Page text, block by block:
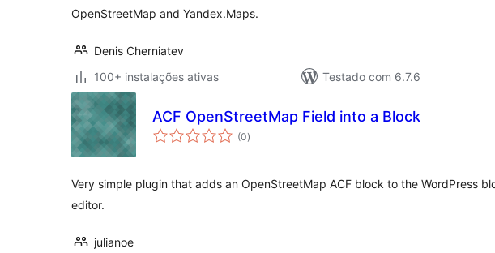
OpenStreetMap and Yandex.Maps.
Denis Cherniatev
100+ instalações ativas
Testado com 6.7.6
ACF OpenStreetMap Field into a Block
(0avaliações
totais
)
Very simple plugin that adds an OpenStreetMap ACF block to the WordPress
editor.
julianoe